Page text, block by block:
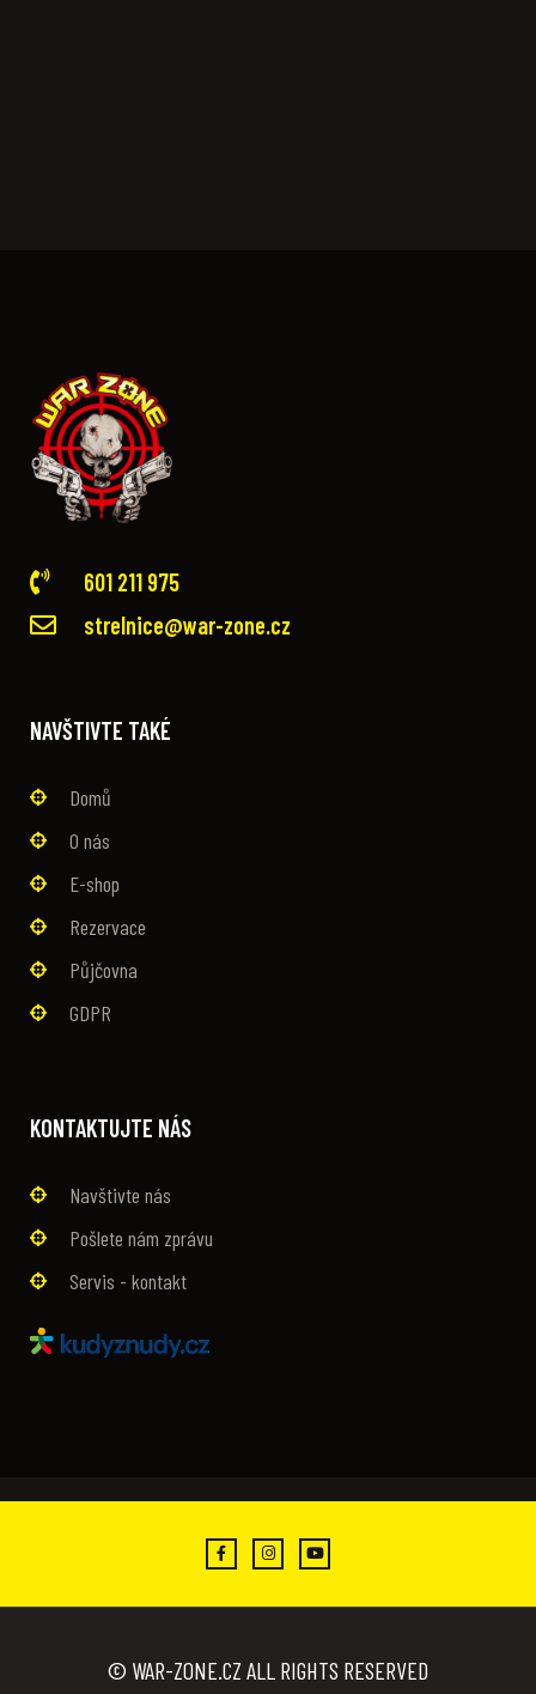
601 211 975
strelnice@war-zone.cz
NAVŠTIVTE TAKÉ
Domů
O nás
E-shop
Rezervace
Půjčovna
GDPR
KONTAKTUJTE NÁS
Navštivte nás
Pošlete nám zprávu
Servis - kontakt
© WAR-ZONE.CZ ALL RIGHTS RESERVED